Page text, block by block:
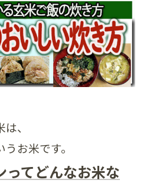
、
お米です。
ってどんなお米な